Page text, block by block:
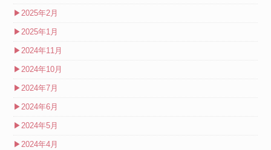
▶2025年2月
▶2025年1月
▶2024年11月
▶2024年10月
▶2024年7月
▶2024年6月
▶2024年5月
▶2024年4月